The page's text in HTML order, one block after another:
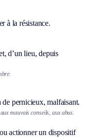
à la résistance.
d’un lieu, depuis
de pernicieux, malfaisant.
mauvais conseils, aux abus.
actionner un dispositif